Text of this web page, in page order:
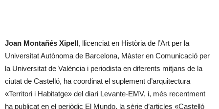
Joan Montañés Xipell, llicenciat en Història de l’Art per la
Universitat Autònoma de Barcelona, Màster en Comunicació per
la Universitat de València i periodista en diferents mitjans de la
ciutat de Castelló, ha coordinat el suplement d’arquitectura
«Territori i Habitatge» del diari Levante-EMV, i, més recentment
ha publicat en el periòdic El Mundo, la sèrie d’articles «Castelló